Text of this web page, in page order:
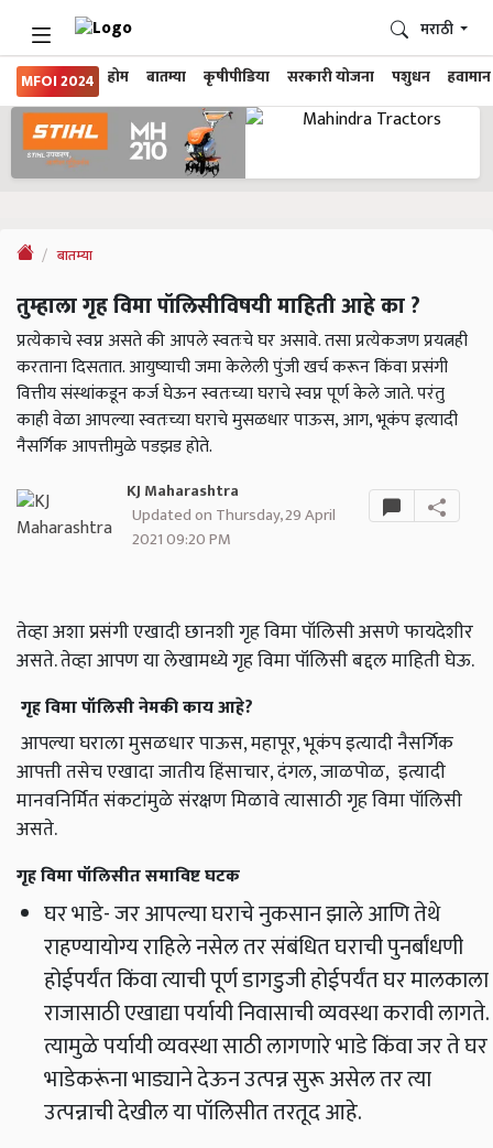
MFOI 2024 होम बातम्या कृषीपीडिया सरकारी योजना पशुधन हवामान
मराठी
बातम्या
तुम्हाला गृह विमा पॉलिसीविषयी माहिती आहे का ?
प्रत्येकाचे स्वप्न असते की आपले स्वतःचे घर असावे. तसा प्रत्येकजण प्रयत्नही
करताना दिसतात. आयुष्याची जमा केलेली पुंजी खर्च करून किंवा प्रसंगी
वित्तीय संस्थांकडून कर्ज घेऊन स्वतःच्या घराचे स्वप्न पूर्ण केले जाते. परंतु
काही वेळा आपल्या स्वतःच्या घराचे मुसळधार पाऊस, आग, भूकंप इत्यादी
नैसर्गिक आपत्तीमुळे पडझड होते.
KJ Maharashtra
Updated on Thursday, 29 April
2021 09:20 PM
तेव्हा अशा प्रसंगी एखादी छानशी गृह विमा पॉलिसी असणे फायदेशीर
असते. तेव्हा आपण या लेखामध्ये गृह विमा पॉलिसी बद्दल माहिती घेऊ.
गृह विमा पॉलिसी नेमकी काय आहे?
आपल्या घराला मुसळधार पाऊस, महापूर, भूकंप इत्यादी नैसर्गिक
आपत्ती तसेच एखादा जातीय हिंसाचार, दंगल, जाळपोळ, इत्यादी
मानवनिर्मित संकटांमुळे संरक्षण मिळावे त्यासाठी गृह विमा पॉलिसी
असते.
गृह विमा पॉलिसीत समाविष्ट घटक
घर भाडे- जर आपल्या घराचे नुकसान झाले आणि तेथे
राहण्यायोग्य राहिले नसेल तर संबंधित घराची पुनर्बांधणी
होईपर्यंत किंवा त्याची पूर्ण डागडुजी होईपर्यंत घर मालकाला
राजासाठी एखाद्या पर्यायी निवासाची व्यवस्था करावी लागते.
त्यामुळे पर्यायी व्यवस्था साठी लागणारे भाडे किंवा जर ते घर
भाडेकरूंना भाड्याने देऊन उत्पन्न सुरू असेल तर त्या
उत्पन्नाची देखील या पॉलिसीत तरतूद आहे.